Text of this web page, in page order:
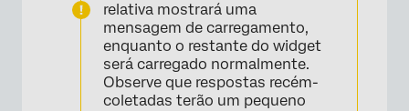
relativa mostrará uma
mensagem de carregamento,
enquanto o restante do widget
será carregado normalmente.
Observe que respostas recém-
coletadas terão um pequeno